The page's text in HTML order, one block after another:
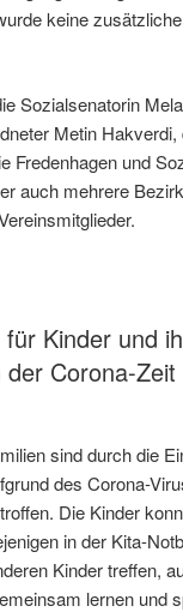
keine
Sozialsenatorin
Metin Hakverdi,
Fredenhagen und
auch mehrere
Kinder und
Corona-Zeit
sind durch die
des Corona-
Die Kinder
in der Kita-
Kinder treffen,
lernen und